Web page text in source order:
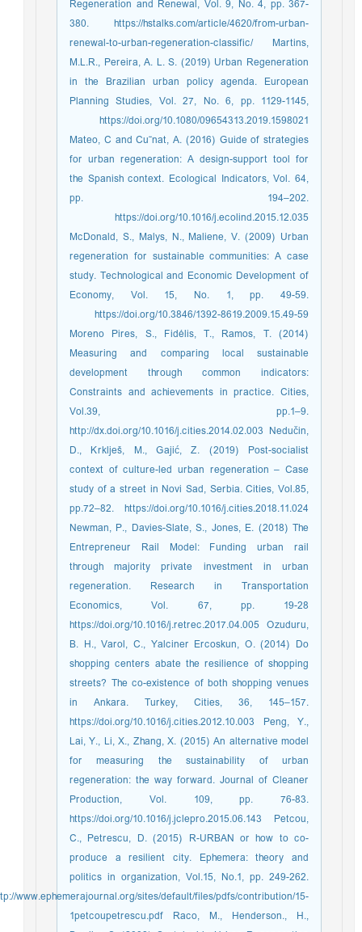
Regeneration and Renewal, Vol. 9, No. 4, pp. 367-
380. https://hstalks.com/article/4620/from-urban-
renewal-to-urban-regeneration-classific/ Martins,
M.L.R., Pereira, A. L. S. (2019) Urban Regeneration
in the Brazilian urban policy agenda. European
Planning Studies, Vol. 27, No. 6, pp. 1129-1145,
https://doi.org/10.1080/09654313.2019.1598021
Mateo, C and Cu˜nat, A. (2016) Guide of strategies
for urban regeneration: A design-support tool for
the Spanish context. Ecological Indicators, Vol. 64,
pp. 194–202.
https://doi.org/10.1016/j.ecolind.2015.12.035
McDonald, S., Malys, N., Maliene, V. (2009) Urban
regeneration for sustainable communities: A case
study. Technological and Economic Development of
Economy, Vol. 15, No. 1, pp. 49-59.
https://doi.org/10.3846/1392-8619.2009.15.49-59
Moreno Pires, S., Fidélis, T., Ramos, T. (2014)
Measuring and comparing local sustainable
development through common indicators:
Constraints and achievements in practice. Cities,
Vol.39, pp.1–9.
http://dx.doi.org/10.1016/j.cities.2014.02.003 Nedučin,
D., Krklješ, M., Gajić, Z. (2019) Post-socialist
context of culture-led urban regeneration – Case
study of a street in Novi Sad, Serbia. Cities, Vol.85,
pp.72–82. https://doi.org/10.1016/j.cities.2018.11.024
Newman, P., Davies-Slate, S., Jones, E. (2018) The
Entrepreneur Rail Model: Funding urban rail
through majority private investment in urban
regeneration. Research in Transportation
Economics, Vol. 67, pp. 19-28
https://doi.org/10.1016/j.retrec.2017.04.005 Ozuduru,
B. H., Varol, C., Yalciner Ercoskun, O. (2014) Do
shopping centers abate the resilience of shopping
streets? The co-existence of both shopping venues
in Ankara. Turkey, Cities, 36, 145–157.
https://doi.org/10.1016/j.cities.2012.10.003 Peng, Y.,
Lai, Y., Li, X., Zhang, X. (2015) An alternative model
for measuring the sustainability of urban
regeneration: the way forward. Journal of Cleaner
Production, Vol. 109, pp. 76-83.
https://doi.org/10.1016/j.jclepro.2015.06.143 Petcou,
C., Petrescu, D. (2015) R-URBAN or how to co-
produce a resilient city. Ephemera: theory and
politics in organization, Vol.15, No.1, pp. 249-262.
www.ephemerajournal.org/sites/default/files/pdfs/contribution/15-
1petcoupetrescu.pdf Raco, M., Henderson., H.,